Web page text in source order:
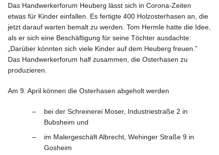
YouTube
Das Handwer­ker­forum Heuberg lässt sich in Corona-Zeiten
etwas für Kinder einfallen. Es fertigte 400 Holzos­ter­hasen an, die
jetzt darauf warten bemalt zu werden. Tom Hermle hatte die Idee,
als er sich eine Beschäf­tigung für seine Töchter ausdachte:
„Darüber könnten sich viele Kinder auf dem Heuberg freuen.”
Das Handwer­ker­forum half zusammen, die Oster­hasen zu
produzieren.
Am 9. April können die Oster­hasen abgeholt werden
bei der Schrei­nerei Moser, Indus­trie­straße 2 in
Bubsheim und
im Maler­ge­schäft Albrecht, Wehinger Straße 9 in
Gosheim